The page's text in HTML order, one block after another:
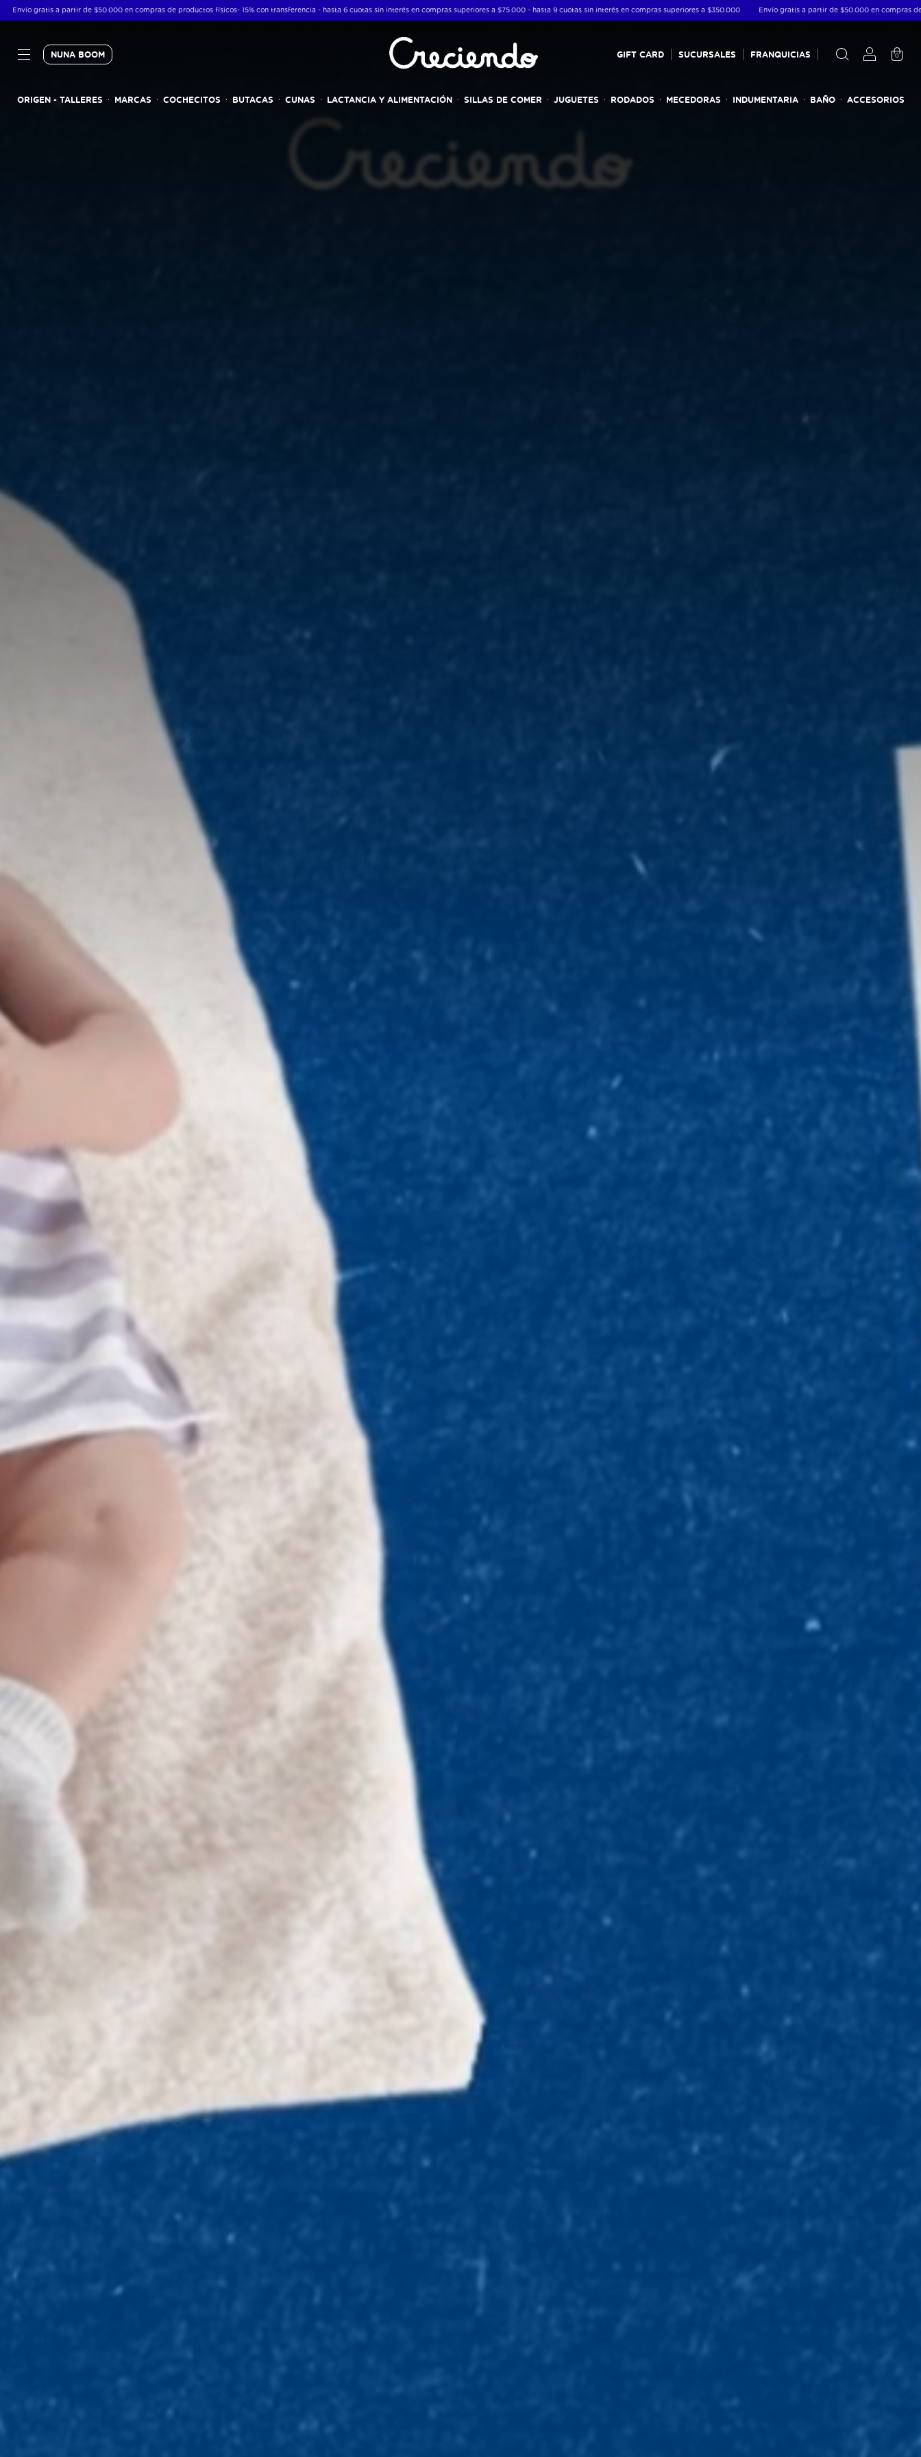
físicos- 15% con transferencia - hasta 6 cuotas sin interés en compras superiores a $75.000 - hasta 9 cuotas sin interés en compras superiores a $350.000 Envío gratis a partir de $50.000 en compras de productos físicos- 15% con transferencia - hasta 6
NUNA BOOM GIFT CARD SUCURSALES FRANQUICIAS 0
ORIGEN - TALLERES MARCAS COCHECITOS BUTACAS CUNAS LACTANCIA Y ALIMENTACIÓN SILLAS DE COMER JUGUETES RODADOS MECEDORAS INDUMENTARIA BAÑO ACCESORIOS